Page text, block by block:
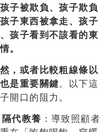
孩子被欺負、孩子欺負
子東西被拿走、孩子
孩子看到不該看的東
。
，或者比較粗線條以
是重要關鍵。以下這
開口的阻力。
代教養 ：導致照顧者